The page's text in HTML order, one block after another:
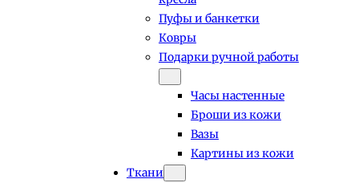
Пуфы и банкетки
Ковры
Подарки ручной работы
Часы настенные
Броши из кожи
Вазы
Картины из кожи
Ткани